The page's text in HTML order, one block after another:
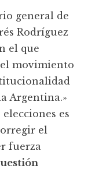
general de
Rodríguez
el que
movimiento
Argentina.»
es
el
fuerza